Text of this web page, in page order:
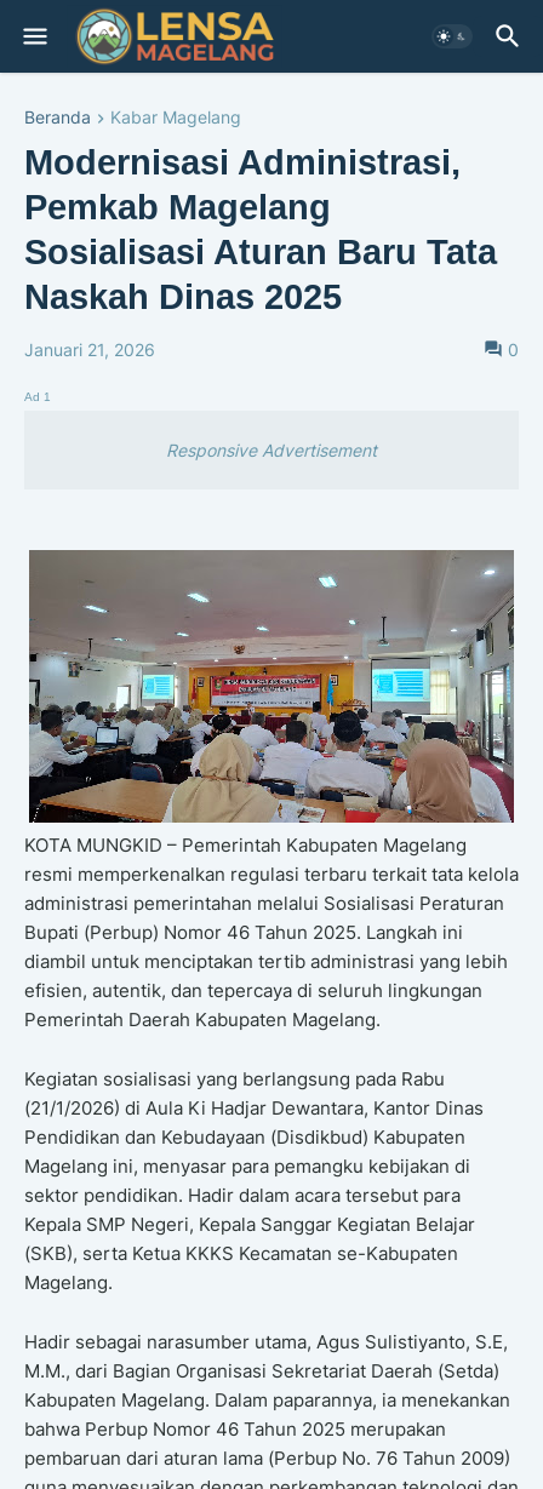
Beranda Kabar Magelang
Modernisasi Administrasi,
Pemkab Magelang
Sosialisasi Aturan Baru Tata
Naskah Dinas 2025
Januari 21, 2026 0
Ad 1
Responsive Advertisement
KOTA MUNGKID – Pemerintah Kabupaten Magelang
resmi memperkenalkan regulasi terbaru terkait tata kelola
administrasi pemerintahan melalui Sosialisasi Peraturan
Bupati (Perbup) Nomor 46 Tahun 2025. Langkah ini
diambil untuk menciptakan tertib administrasi yang lebih
efisien, autentik, dan tepercaya di seluruh lingkungan
Pemerintah Daerah Kabupaten Magelang.
Kegiatan sosialisasi yang berlangsung pada Rabu
(21/1/2026) di Aula Ki Hadjar Dewantara, Kantor Dinas
Pendidikan dan Kebudayaan (Disdikbud) Kabupaten
Magelang ini, menyasar para pemangku kebijakan di
sektor pendidikan. Hadir dalam acara tersebut para
Kepala SMP Negeri, Kepala Sanggar Kegiatan Belajar
(SKB), serta Ketua KKKS Kecamatan se-Kabupaten
Magelang.
Hadir sebagai narasumber utama, Agus Sulistiyanto, S.E,
M.M., dari Bagian Organisasi Sekretariat Daerah (Setda)
Kabupaten Magelang. Dalam paparannya, ia menekankan
bahwa Perbup Nomor 46 Tahun 2025 merupakan
pembaruan dari aturan lama (Perbup No. 76 Tahun 2009)